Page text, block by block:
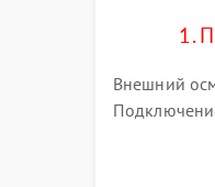
1.
Внешний
звуковых